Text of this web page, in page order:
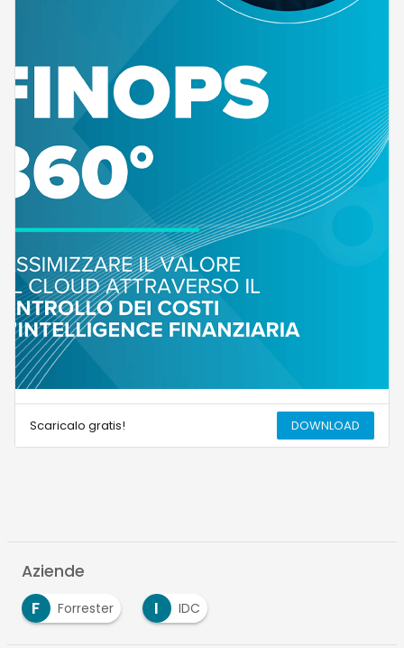
Scaricalo gratis! DOWNLOAD
Aziende
F
Forrester I IDC